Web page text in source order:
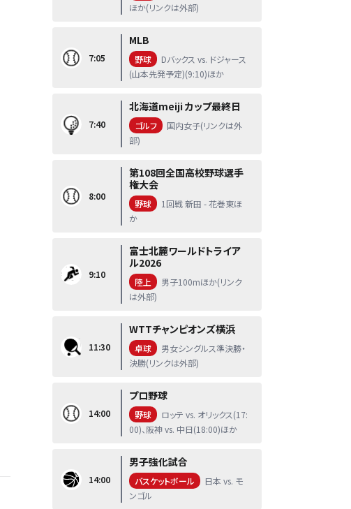
ほか(リンクは外部)
7:05
MLB
野球
Dバックス vs. ドジャース
(山本先発予定)(9:10)ほか
7:40
北海道meiji カップ最終日
ゴルフ
国内女子(リンクは外
部)
8:00
第108回全国高校野球選手
権大会
野球
1回戦 新田 - 花巻東ほ
か
9:10
富士北麓ワールドトライア
ル2026
陸上
男子100mほか(リンク
は外部)
11:30
WTTチャンピオンズ横浜
卓球
男女シングルス準決勝・
決勝(リンクは外部)
14:00
プロ野球
野球
ロッテ vs. オリックス(17:
00)、阪神 vs. 中日(18:00)ほか
14:00
男子強化試合
バスケットボール
日本 vs. モ
ンゴル